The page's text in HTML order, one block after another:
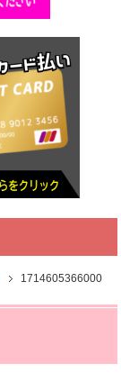
1714605366000